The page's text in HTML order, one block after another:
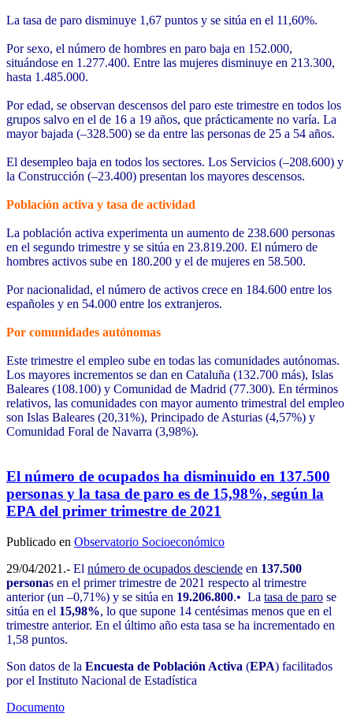
La tasa de paro disminuye 1,67 puntos y se sitúa en el 11,60%.
Por sexo, el número de hombres en paro baja en 152.000,
situándose en 1.277.400. Entre las mujeres disminuye en 213.300,
hasta 1.485.000.
Por edad, se observan descensos del paro este trimestre en todos los
grupos salvo en el de 16 a 19 años, que prácticamente no varía. La
mayor bajada (–328.500) se da entre las personas de 25 a 54 años.
El desempleo baja en todos los sectores. Los Servicios (–208.600) y
la Construcción (–23.400) presentan los mayores descensos.
Población activa y tasa de actividad
La población activa experimenta un aumento de 238.600 personas
en el segundo trimestre y se sitúa en 23.819.200. El número de
hombres activos sube en 180.200 y el de mujeres en 58.500.
Por nacionalidad, el número de activos crece en 184.600 entre los
españoles y en 54.000 entre los extranjeros.
Por comunidades autónomas
Este trimestre el empleo sube en todas las comunidades autónomas.
Los mayores incrementos se dan en Cataluña (132.700 más), Islas
Baleares (108.100) y Comunidad de Madrid (77.300). En términos
relativos, las comunidades con mayor aumento trimestral del empleo
son Islas Baleares (20,31%), Principado de Asturias (4,57%) y
Comunidad Foral de Navarra (3,98%).
El número de ocupados ha disminuido en 137.500
personas y la tasa de paro es de 15,98%, según la
EPA del primer trimestre de 2021
Publicado en Observatorio Socioeconómico
29/04/2021.- El número de ocupados desciende en 137.500
personas en el primer trimestre de 2021 respecto al trimestre
anterior (un –0,71%) y se sitúa en 19.206.800.• La tasa de paro se
sitúa en el 15,98%, lo que supone 14 centésimas menos que en el
trimestre anterior. En el último año esta tasa se ha incrementado en
1,58 puntos.
Son datos de la Encuesta de Población Activa (EPA) facilitados
por el Instituto Nacional de Estadística
Documento